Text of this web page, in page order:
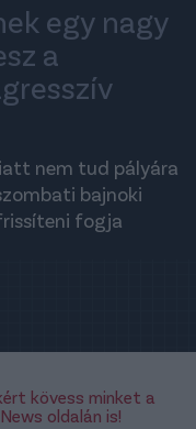
egy nagy
a
nem tud pályára
bajnoki
fogja
kövess minket a
oldalán is!